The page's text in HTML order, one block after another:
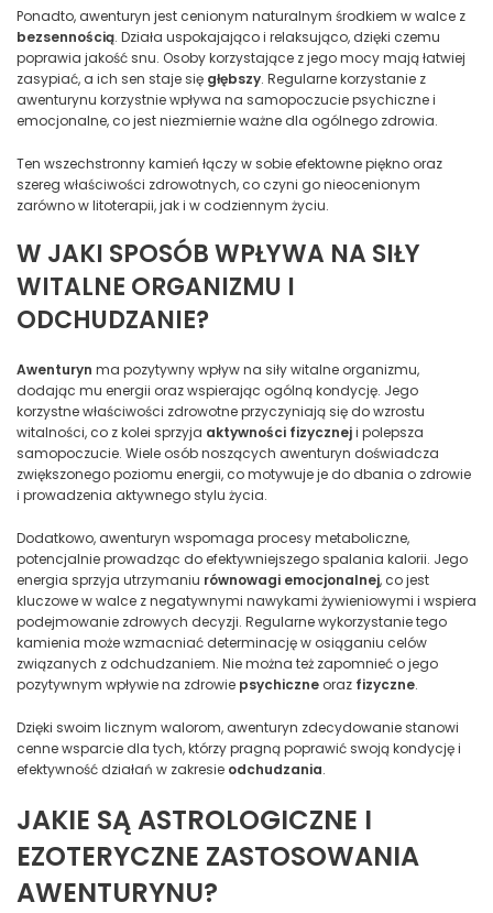
Ponadto, awenturyn jest cenionym naturalnym środkiem w walce z
bezsennością. Działa uspokajająco i relaksująco, dzięki czemu
poprawia jakość snu. Osoby korzystające z jego mocy mają łatwiej
zasypiać, a ich sen staje się głębszy. Regularne korzystanie z
awenturynu korzystnie wpływa na samopoczucie psychiczne i
emocjonalne, co jest niezmiernie ważne dla ogólnego zdrowia.
Ten wszechstronny kamień łączy w sobie efektowne piękno oraz
szereg właściwości zdrowotnych, co czyni go nieocenionym
zarówno w litoterapii, jak i w codziennym życiu.
W JAKI SPOSÓB WPŁYWA NA SIŁY
WITALNE ORGANIZMU I
ODCHUDZANIE?
Awenturyn ma pozytywny wpływ na siły witalne organizmu,
dodając mu energii oraz wspierając ogólną kondycję. Jego
korzystne właściwości zdrowotne przyczyniają się do wzrostu
witalności, co z kolei sprzyja aktywności fizyczneji polepsza
samopoczucie. Wiele osób noszących awenturyn doświadcza
zwiększonego poziomu energii, co motywuje je do dbania o zdrowie
i prowadzenia aktywnego stylu życia.
Dodatkowo, awenturyn wspomaga procesy metaboliczne,
potencjalnie prowadząc do efektywniejszego spalania kalorii. Jego
energia sprzyja utrzymaniu równowagi emocjonalnej, co jest
kluczowe w walce z negatywnymi nawykami żywieniowymi i wspiera
podejmowanie zdrowych decyzji. Regularne wykorzystanie tego
kamienia może wzmacniać determinację w osiąganiu celów
związanych z odchudzaniem. Nie można też zapomnieć o jego
pozytywnym wpływie na zdrowie psychiczne oraz fizyczne.
Dzięki swoim licznym walorom, awenturyn zdecydowanie stanowi
cenne wsparcie dla tych, którzy pragną poprawić swoją kondycję i
efektywność działań w zakresie odchudzania.
JAKIE SĄ ASTROLOGICZNE I
EZOTERYCZNE ZASTOSOWANIA
AWENTURYNU?